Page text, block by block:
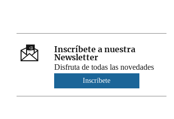
Inscríbete a nuestra
Newsletter
Disfruta de todas las novedades
Inscríbete